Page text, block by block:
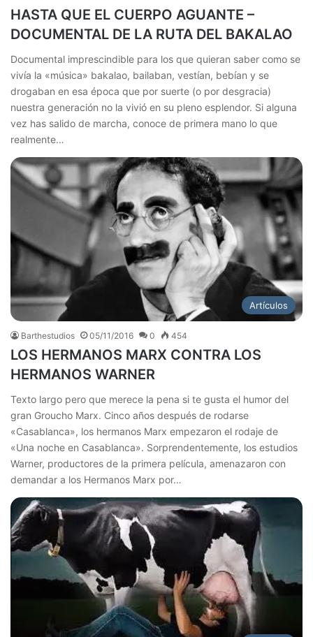
HASTA QUE EL CUERPO AGUANTE –
DOCUMENTAL DE LA RUTA DEL BAKALAO
Documental imprescindible para los que quieran saber como se
vivía la «música» bakalao, bailaban, vestían, bebían y se
drogaban en esa época que por suerte (o por desgracia)
nuestra generación no la vivió en su pleno esplendor. Si alguna
vez has salido de marcha, conoce de primera mano lo que
realmente…
Artículos
Barthestudios 05/11/2016 0 454
LOS HERMANOS MARX CONTRA LOS
HERMANOS WARNER
Texto largo pero que merece la pena si te gusta el humor del
gran Groucho Marx. Cinco años después de rodarse
«Casablanca», los hermanos Marx empezaron el rodaje de
«Una noche en Casablanca». Sorprendentemente, los estudios
Warner, productores de la primera película, amenazaron con
demandar a los Hermanos Marx por…